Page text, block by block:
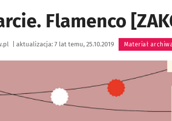
Flamenco
aktualizacja: 7 lat temu, 25.10.2019 Materiał